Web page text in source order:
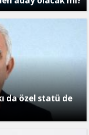
da özel statü de